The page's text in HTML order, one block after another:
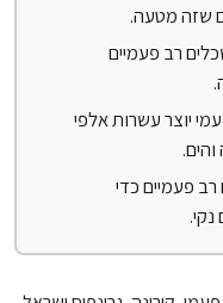
שזה מטעה.
רב פעמיים
יוצר עשרות אלפי
פעמיים כדי